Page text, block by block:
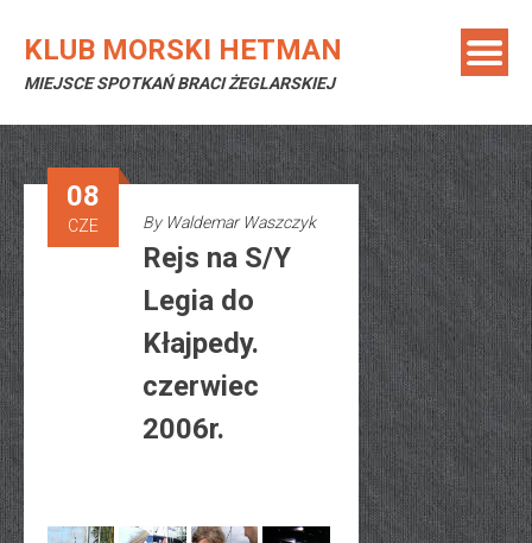
KLUB MORSKI HETMAN
MIEJSCE SPOTKAŃ BRACI ŻEGLARSKIEJ
08
CZE By Waldemar Waszczyk
Rejs na S/Y
Legia do
Kłajpedy.
czerwiec
2006r.